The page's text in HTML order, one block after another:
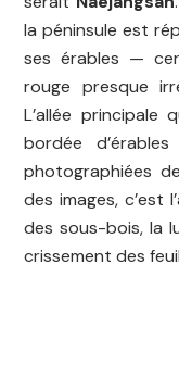
la péninsule est
ses érables —
rouge presque
L’allée principale
bordée
photographiées
des images, c’est
des sous-bois, la
crissement des